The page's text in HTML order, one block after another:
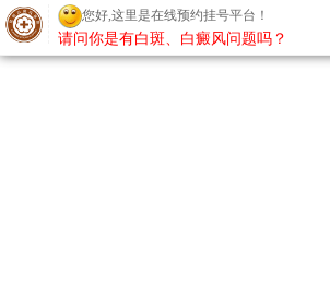
您好,这里是在线预约挂号平台！
请问你是有白斑、白癜风问题吗？